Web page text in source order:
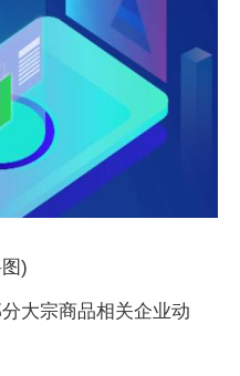
)
大宗商品相关企业动